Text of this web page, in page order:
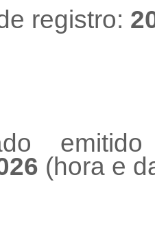
registro:
(hora e